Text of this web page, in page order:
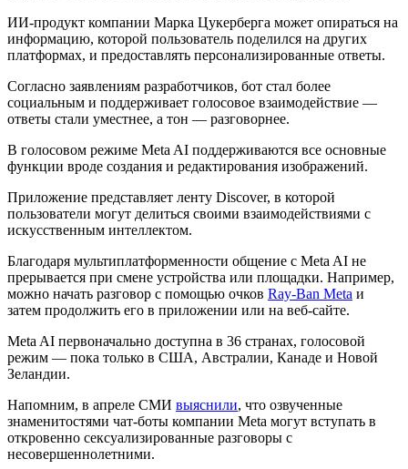
ИИ-продукт компании Марка Цукерберга может опираться на
информацию, которой пользователь поделился на других
платформах, и предоставлять персонализированные ответы.
Согласно заявлениям разработчиков, бот стал более
социальным и поддерживает голосовое взаимодействие —
ответы стали уместнее, а тон — разговорнее.
В голосовом режиме Meta AI поддерживаются все основные
функции вроде создания и редактирования изображений.
Приложение представляет ленту Discover, в которой
пользователи могут делиться своими взаимодействиями с
искусственным интеллектом.
Благодаря мультиплатформенности общение с Meta AI не
прерывается при смене устройства или площадки. Например,
можно начать разговор с помощью очков Ray-Ban Meta и
затем продолжить его в приложении или на веб-сайте.
Meta AI первоначально доступна в 36 странах, голосовой
режим — пока только в США, Австралии, Канаде и Новой
Зеландии.
Напомним, в апреле СМИ выяснили, что озвученные
знаменитостями чат-боты компании Meta могут вступать в
откровенно сексуализированные разговоры с
несовершеннолетними.